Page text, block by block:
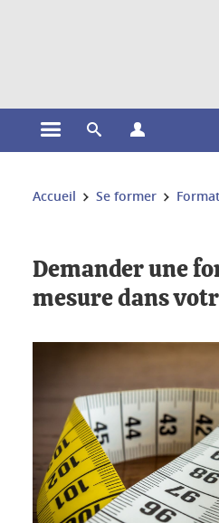
Ouvrir le menu principal
Ouvrir le moteur de
Vous êtes ici :
Accueil Se former
Demander une
mesure dans